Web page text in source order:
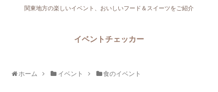
関東地方の楽しいイベント、おいしいフード＆スイーツをご紹介
イベントチェッカー
ホーム イベント 食のイベント